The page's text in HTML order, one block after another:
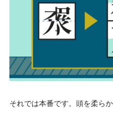
それでは本番です。頭を柔ら